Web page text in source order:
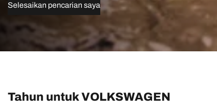
Selesaikan pencarian saya
Tahun untuk VOLKSWAGEN